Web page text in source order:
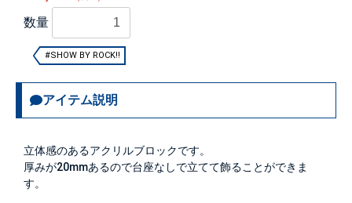
数量
#SHOW BY ROCK!!
アイテム説明
立体感のあるアクリルブロックです。
厚みが20mmあるので台座なしで立てて飾ることができま
す。